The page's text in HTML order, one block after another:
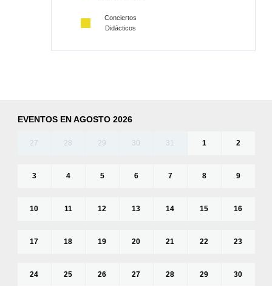
Conciertos
Didácticos
EVENTOS EN AGOSTO 2026
27 28 29 30 31 1 2
3 4 5 6 7 8 9
10 11 12 13 14 15 16
17 18 19 20 21 22 23
24 25 26 27 28 29 30